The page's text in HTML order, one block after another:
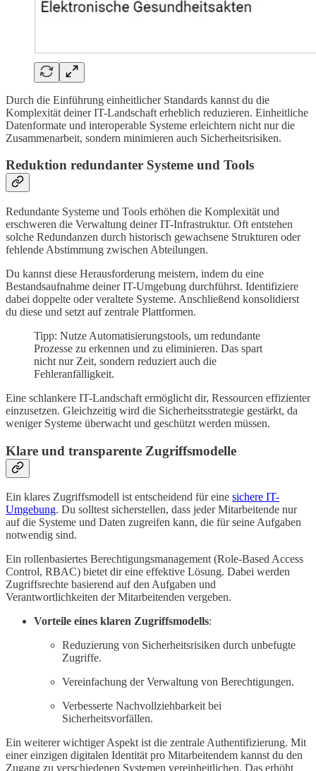
Durch die Einführung einheitlicher Standards kannst du die
Komplexität deiner IT-Landschaft erheblich reduzieren. Einheitliche
Datenformate und interoperable Systeme erleichtern nicht nur die
Zusammenarbeit, sondern minimieren auch Sicherheitsrisiken.
Reduktion redundanter Systeme und Tools
Redundante Systeme und Tools erhöhen die Komplexität und
erschweren die Verwaltung deiner IT-Infrastruktur. Oft entstehen
solche Redundanzen durch historisch gewachsene Strukturen oder
fehlende Abstimmung zwischen Abteilungen.
Du kannst diese Herausforderung meistern, indem du eine
Bestandsaufnahme deiner IT-Umgebung durchführst. Identifiziere
dabei doppelte oder veraltete Systeme. Anschließend konsolidierst
du diese und setzt auf zentrale Plattformen.
Tipp: Nutze Automatisierungstools, um redundante
Prozesse zu erkennen und zu eliminieren. Das spart
nicht nur Zeit, sondern reduziert auch die
Fehleranfälligkeit.
Eine schlankere IT-Landschaft ermöglicht dir, Ressourcen effizienter
einzusetzen. Gleichzeitig wird die Sicherheitsstrategie gestärkt, da
weniger Systeme überwacht und geschützt werden müssen.
Klare und transparente Zugriffsmodelle
Ein klares Zugriffsmodell ist entscheidend für eine sichere IT-
Umgebung. Du solltest sicherstellen, dass jeder Mitarbeitende nur
auf die Systeme und Daten zugreifen kann, die für seine Aufgaben
notwendig sind.
Ein rollenbasiertes Berechtigungsmanagement (Role-Based Access
Control, RBAC) bietet dir eine effektive Lösung. Dabei werden
Zugriffsrechte basierend auf den Aufgaben und
Verantwortlichkeiten der Mitarbeitenden vergeben.
Vorteile eines klaren Zugriffsmodells:
Reduzierung von Sicherheitsrisiken durch unbefugte
Zugriffe.
Vereinfachung der Verwaltung von Berechtigungen.
Verbesserte Nachvollziehbarkeit bei
Sicherheitsvorfällen.
Ein weiterer wichtiger Aspekt ist die zentrale Authentifizierung. Mit
einer einzigen digitalen Identität pro Mitarbeitendem kannst du den
Zugang zu verschiedenen Systemen vereinheitlichen. Das erhöht